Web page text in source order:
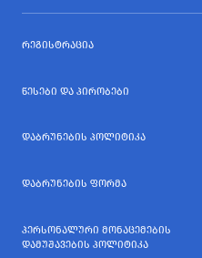
ᲠᲔᲒᲘᲡᲢᲠᲐᲪᲘᲐ
ᲬᲔᲡᲔᲑᲘ ᲓᲐ ᲞᲘᲠᲝᲑᲔᲑᲘ
ᲓᲐᲑᲠᲣᲜᲔᲑᲘᲡ ᲞᲝᲚᲘᲢᲘᲙᲐ
ᲓᲐᲑᲠᲣᲜᲔᲑᲘᲡ ᲤᲝᲠᲛᲐ
ᲞᲔᲠᲡᲝᲜᲐᲚᲣᲠᲘ ᲛᲝᲜᲐᲪᲔᲛᲔᲑᲘᲡ
ᲓᲐᲛᲣᲨᲐᲕᲔᲑᲘᲡ ᲞᲝᲚᲘᲢᲘᲙᲐ